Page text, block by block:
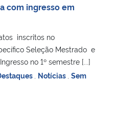
com ingresso em
inscritos no
Seleção Mestrado e
no 1º semestre [...]
Notícias Sem